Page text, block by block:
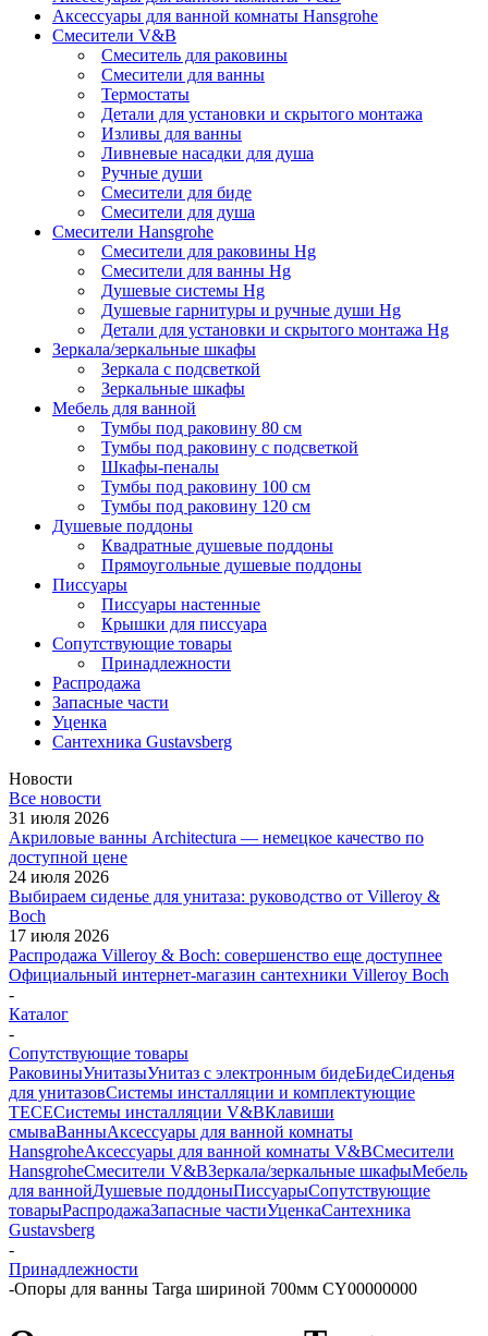
Аксессуары для ванной комнаты Hansgrohe
Смесители V&B
Смеситель для раковины
Смесители для ванны
Термостаты
Детали для установки и скрытого монтажа
Изливы для ванны
Ливневые насадки для душа
Ручные души
Смесители для биде
Смесители для душа
Смесители Hansgrohe
Смесители для раковины Hg
Смесители для ванны Hg
Душевые системы Hg
Душевые гарнитуры и ручные души Hg
Детали для установки и скрытого монтажа Hg
Зеркала/зеркальные шкафы
Зеркала с подсветкой
Зеркальные шкафы
Мебель для ванной
Тумбы под раковину 80 см
Тумбы под раковину с подсветкой
Шкафы-пеналы
Тумбы под раковину 100 см
Тумбы под раковину 120 см
Душевые поддоны
Квадратные душевые поддоны
Прямоугольные душевые поддоны
Писсуары
Писсуары настенные
Крышки для писсуара
Сопутствующие товары
Принадлежности
Распродажа
Запасные части
Уценка
Сантехника Gustavsberg
Новости
Все новости
31 июля 2026
Акриловые ванны Architectura — немецкое качество по
доступной цене
24 июля 2026
Выбираем сиденье для унитаза: руководство от Villeroy &
Boch
17 июля 2026
Распродажа Villeroy & Boch: совершенство еще доступнее
Официальный интернет-магазин сантехники Villeroy Boch
-
Каталог
-
Сопутствующие товары
РаковиныУнитазыУнитаз с электронным бидеБидеСиденья
для унитазовСистемы инсталляции и комплектующие
TECEСистемы инсталляции V&BКлавиши
смываВанныАксессуары для ванной комнаты
HansgroheАксессуары для ванной комнаты V&BСмесители
HansgroheСмесители V&BЗеркала/зеркальные шкафыМебель
для ваннойДушевые поддоныПиссуарыСопутствующие
товарыРаспродажаЗапасные частиУценкаСантехника
Gustavsberg
-
Принадлежности
-Опоры для ванны Targa шириной 700мм CY00000000